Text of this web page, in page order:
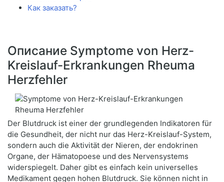
Как заказать?
Описание Symptome von Herz-
Kreislauf-Erkrankungen Rheuma
Herzfehler
Der Blutdruck ist einer der grundlegenden Indikatoren für
die Gesundheit, der nicht nur das Herz-Kreislauf-System,
sondern auch die Aktivität der Nieren, der endokrinen
Organe, der Hämatopoese und des Nervensystems
widerspiegelt. Daher gibt es einfach kein universelles
Medikament gegen hohen Blutdruck. Sie können nicht in